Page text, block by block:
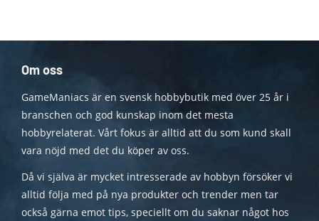
Om oss
GameManiacs är en svensk hobbybutik med över 25 år i
branschen och god kunskap inom det mesta
hobbyrelaterat. Vårt fokus är alltid att du som kund skall
vara nöjd med det du köper av oss.
Då vi själva är mycket intresserade av hobbyn försöker vi
alltid följa med på nya produkter och trender men tar
också gärna emot tips, speciellt om du saknar något hos